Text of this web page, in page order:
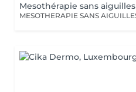
Mesothérapie sans aiguilles